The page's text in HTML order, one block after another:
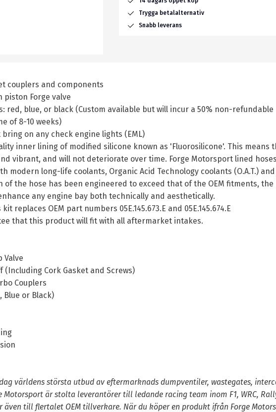
Trygga betalalternativ
Snabb leverans
couplers and components
piston Forge valve
red, blue, or black (Custom available but will incur a 50% non-refundable
of 8-10 weeks)
bring on any check engine lights (EML)
inner lining of modified silicone known as 'Fluorosilicone'. This means
vibrant, and will not deteriorate over time. Forge Motorsport lined
modern long-life coolants, Organic Acid Technology coolants (O.A.T.)
of the hose has been engineered to exceed that of the OEM fitments, the
any engine bay both technically and aesthetically.
replaces OEM part numbers 05E.145.673.E and 05E.145.674.E
that this product will fit with all aftermarket intakes.
Valve
(Including Cork Gasket and Screws)
Couplers
Blue or Black)
världens största utbud av eftermarknads dumpventiler, wastegates,
Motorsport är stolta leverantörer till ledande racing team inom F1, WRC,
även till flertalet OEM tillverkare. När du köper en produkt ifrån Forge